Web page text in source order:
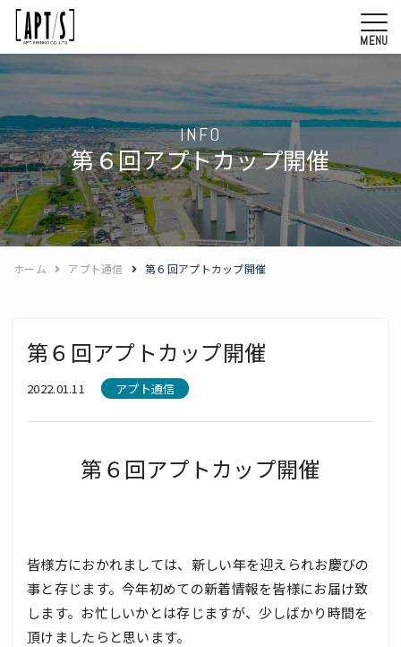
MENU
INFO
第６回アプトカップ開催
ホーム アプト通信 第６回アプトカップ開催
第６回アプトカップ開催
2022.01.11 アプト通信
第６回アプトカップ開催
皆様方におかれましては、新しい年を迎えられお慶びの
事と存じます。今年初めての新着情報を皆様にお届け致
します。お忙しいかとは存じますが、少しばかり時間を
頂けましたらと思います。